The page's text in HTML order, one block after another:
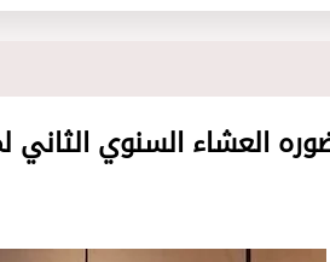
العشاء السنوي